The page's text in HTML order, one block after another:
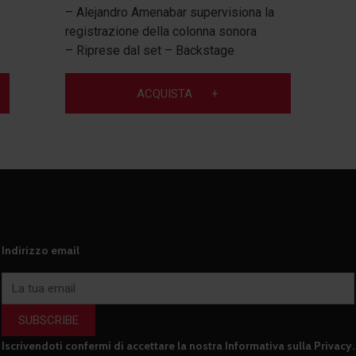
– Alejandro Amenabar supervisiona la
registrazione della colonna sonora
– Riprese dal set – Backstage
ACQUISTA +
Indirizzo email
SUBSCRIBE
Iscrivendoti confermi di accettare la nostra Informativa sulla Privacy.